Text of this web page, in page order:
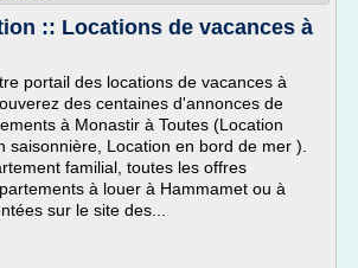
:: Locations de vacances à
portail des locations de vacances à
des centaines d'annonces de
à Monastir à Toutes (Location
saisonnière, Location en bord de mer ).
familial, toutes les offres
à louer à Hammamet ou à
sur le site des...